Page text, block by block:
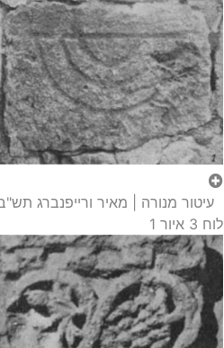
עיטור מנורה | מאיר ורייפנברג
לוח 3 איור 1